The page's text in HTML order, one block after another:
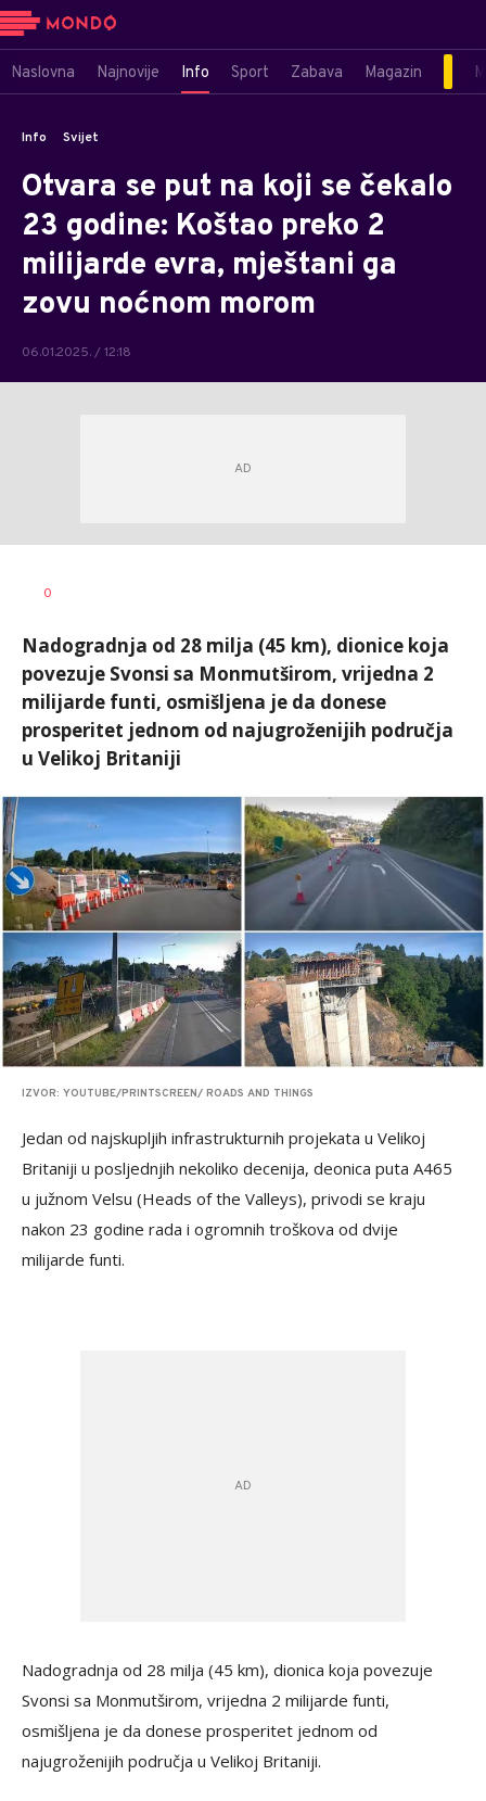
Naslovna Najnovije Info Sport Zabava Magazin
Info Svijet
Otvara se put na koji se čekalo
23 godine: Koštao preko 2
milijarde evra, mještani ga
zovu noćnom morom
06.01.2025. / 12:18
AUTOR
0
Nadogradnja od 28 milja (45 km), dionice koja
povezuje Svonsi sa Monmutširom, vrijedna 2
milijarde funti, osmišljena je da donese
prosperitet jednom od najugroženijih područja
u Velikoj Britaniji
IZVOR: YOUTUBE/PRINTSCREEN/ ROADS AND THINGS
Jedan od najskupljih infrastrukturnih projekata u Velikoj
Britaniji u posljednjih nekoliko decenija, deonica puta A465
u južnom Velsu (Heads of the Valleys), privodi se kraju
nakon 23 godine rada i ogromnih troškova od dvije
milijarde funti.
Nadogradnja od 28 milja (45 km), dionica koja povezuje
Svonsi sa Monmutširom, vrijedna 2 milijarde funti,
osmišljena je da donese prosperitet jednom od
najugroženijih područja u Velikoj Britaniji.